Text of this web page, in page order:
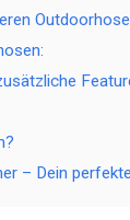
– Dein